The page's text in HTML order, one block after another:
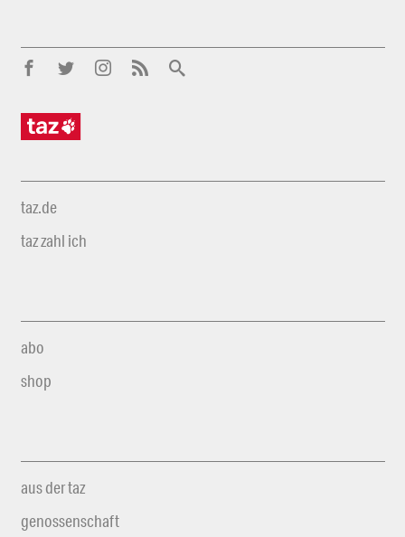
taz.de
taz zahl ich
abo
shop
aus der taz
genossenschaft